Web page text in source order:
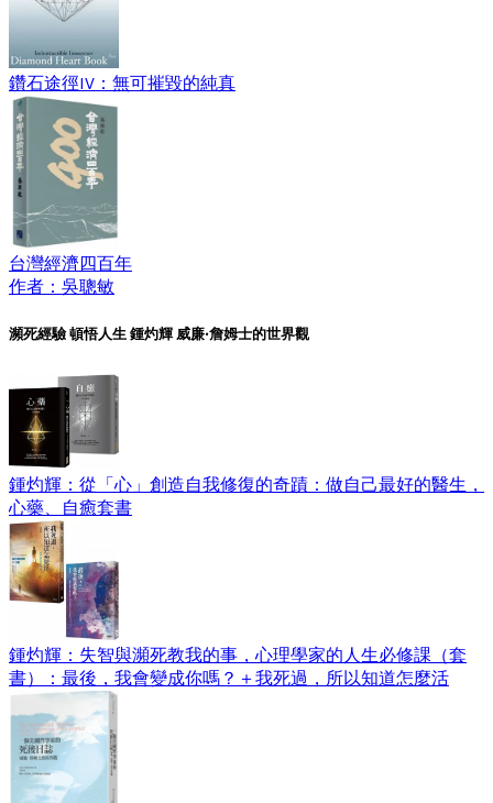
鑽石途徑IV：無可摧毀的純真
台灣經濟四百年
作者：吳聰敏
瀕死經驗 頓悟人生 鍾灼輝 威廉‧詹姆士的世界觀
鍾灼輝：從「心」創造自我修復的奇蹟：做自己最好的醫生，
心藥、自癒套書
鍾灼輝：失智與瀕死教我的事，心理學家的人生必修課（套
書）：最後，我會變成你嗎？＋我死過，所以知道怎麼活